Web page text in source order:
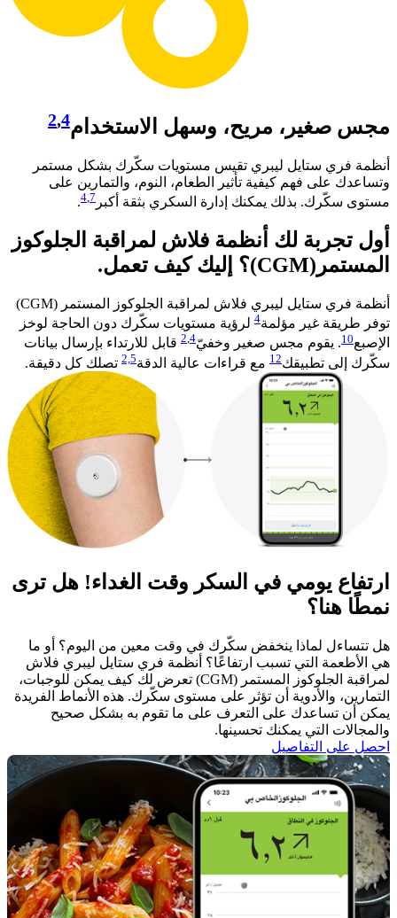
مجس صغير، مريح، وسهل الاستخدام 2,4
أنظمة فري ستايل ليبري تقيس مستويات سكّرك بشكل مستمر
وتساعدك على فهم كيفية تأثير الطعام، النوم، والتمارين على
مستوى سكّرك. بذلك يمكنك إدارة السكري بثقة أكبر
4 7
. ​
أول تجربة لك أنظمة فلاش لمراقبة الجلوكوز
المستمر(CGM)؟ إليك كيف تعمل.
أنظمة فري ستايل ليبري فلاش لمراقبة الجلوكوز المستمر (CGM)
توفر طريقة غير مؤلمة4 لرؤية مستويات سكّرك دون الحاجة لوخز
الإصبع10. يقوم مجس صغير وخفيّ 2,4
قابل للارتداء بإرسال بيانات
سكّرك إلى تطبيقك12 مع قراءات عالية الدقة 2, 5 تصلك كل دقيقة.
ارتفاع يومي في السكر وقت الغداء! هل ترى
نمطًا هنا؟
هل تتساءل لماذا ينخفض سكّرك في وقت معين من اليوم؟ أو ما
هي الأطعمة التي تسبب ارتفاعًا؟ أنظمة فري ستايل ليبري فلاش
لمراقبة الجلوكوز المستمر (CGM) تعرض لك كيف يمكن للوجبات،
التمارين، والأدوية أن تؤثر على مستوى سكّرك. هذه الأنماط الفريدة
يمكن أن تساعدك على التعرف على ما تقوم به بشكل صحيح
والمجالات التي يمكنك تحسينها.
احصل على التفاصيل